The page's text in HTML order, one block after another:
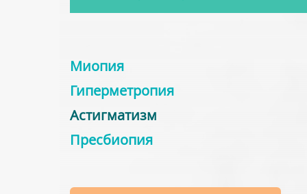
Миопия
Гиперметропия
Астигматизм
Пресбиопия